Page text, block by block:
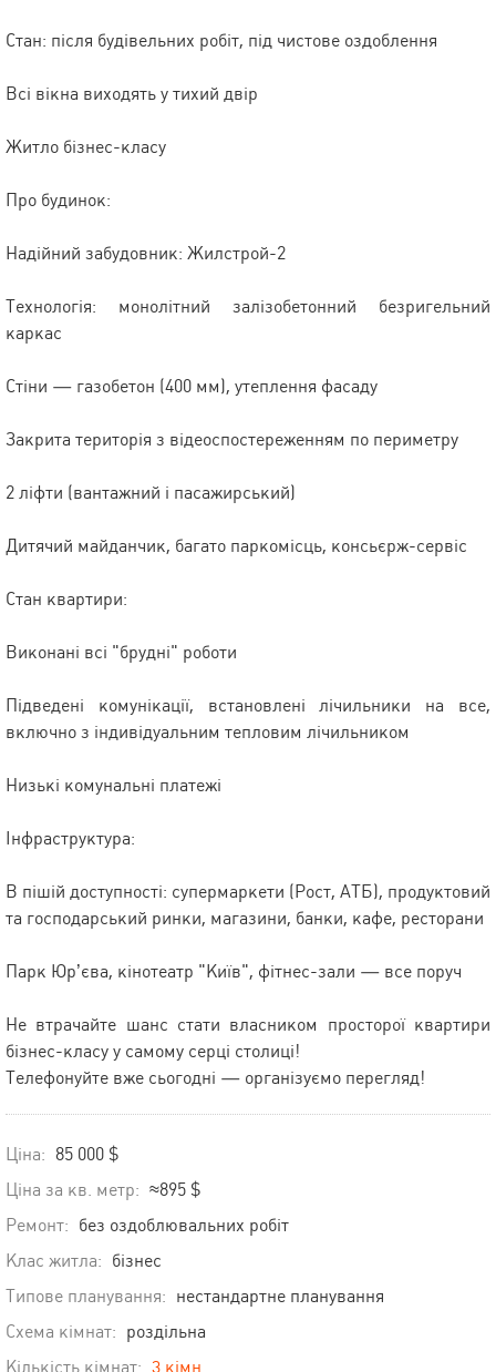
Стан: після будівельних робіт, під чистове оздоблення
Всі вікна виходять у тихий двір
Житло бізнес-класу
Про будинок:
Надійний забудовник: Жилстрой-2
Технологія: монолітний залізобетонний безригельний
каркас
Стіни — газобетон (400 мм), утеплення фасаду
Закрита територія з відеоспостереженням по периметру
2 ліфти (вантажний і пасажирський)
Дитячий майданчик, багато паркомісць, консьєрж-сервіс
Стан квартири:
Виконані всі "брудні" роботи
Підведені комунікації, встановлені лічильники на все,
включно з індивідуальним тепловим лічильником
Низькі комунальні платежі
Інфраструктура:
В пішій доступності: супермаркети (Рост, АТБ), продуктовий
та господарський ринки, магазини, банки, кафе, ресторани
Парк Юр’єва, кінотеатр "Київ", фітнес-зали — все поруч
Не втрачайте шанс стати власником просторої квартири
бізнес-класу у самому серці столиці!
Телефонуйте вже сьогодні — організуємо перегляд!
Ціна: 85 000 $
Ціна за кв. метр: ≈895 $
Ремонт: без оздоблювальних робіт
Клас житла: бізнес
Типове планування: нестандартне планування
Схема кімнат: роздільна
Кількість кімнат: 3 кімн.